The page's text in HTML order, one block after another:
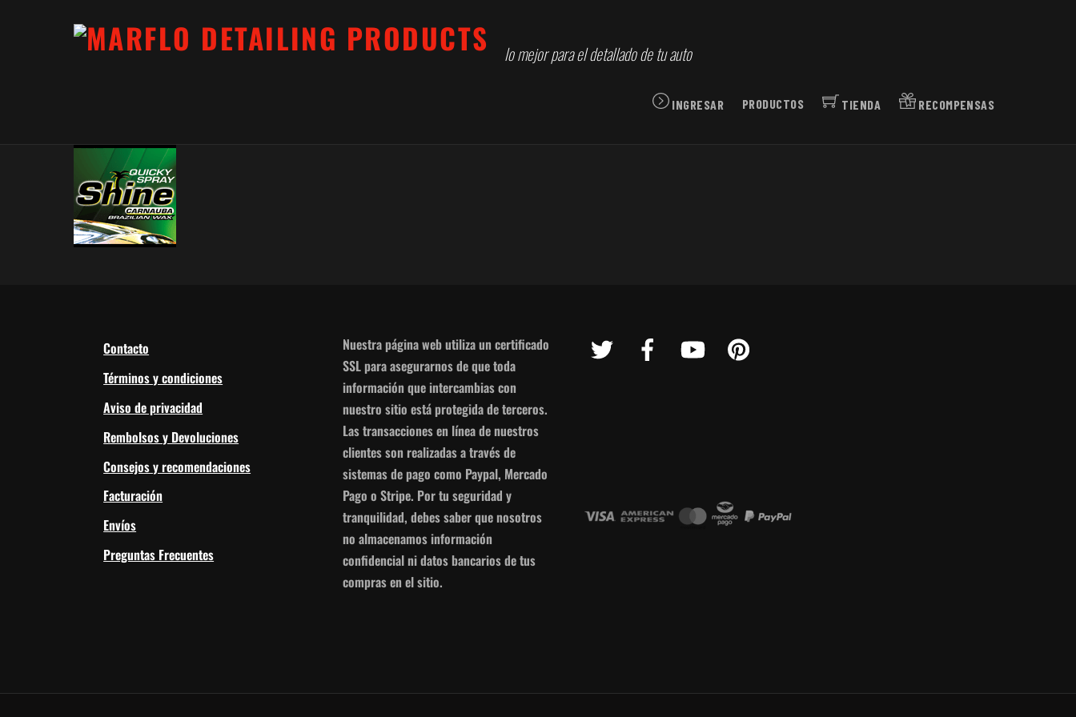
lo mejor para el detallado de tu auto
INGRESAR PRODUCTOS TIENDA RECOMPENSAS
Contacto
Términos y condiciones
Aviso de privacidad
Rembolsos y Devoluciones
Consejos y recomendaciones
Facturación
Envíos
Preguntas Frecuentes
Nuestra página web utiliza un certificado
SSL para asegurarnos de que toda
información que intercambias con
nuestro sitio está protegida de terceros.
Las transacciones en línea de nuestros
clientes son realizadas a través de
sistemas de pago como Paypal, Mercado
Pago o Stripe. Por tu seguridad y
tranquilidad, debes saber que nosotros
no almacenamos información
confidencial ni datos bancarios de tus
compras en el sitio.
Twitter Facebook YouTube